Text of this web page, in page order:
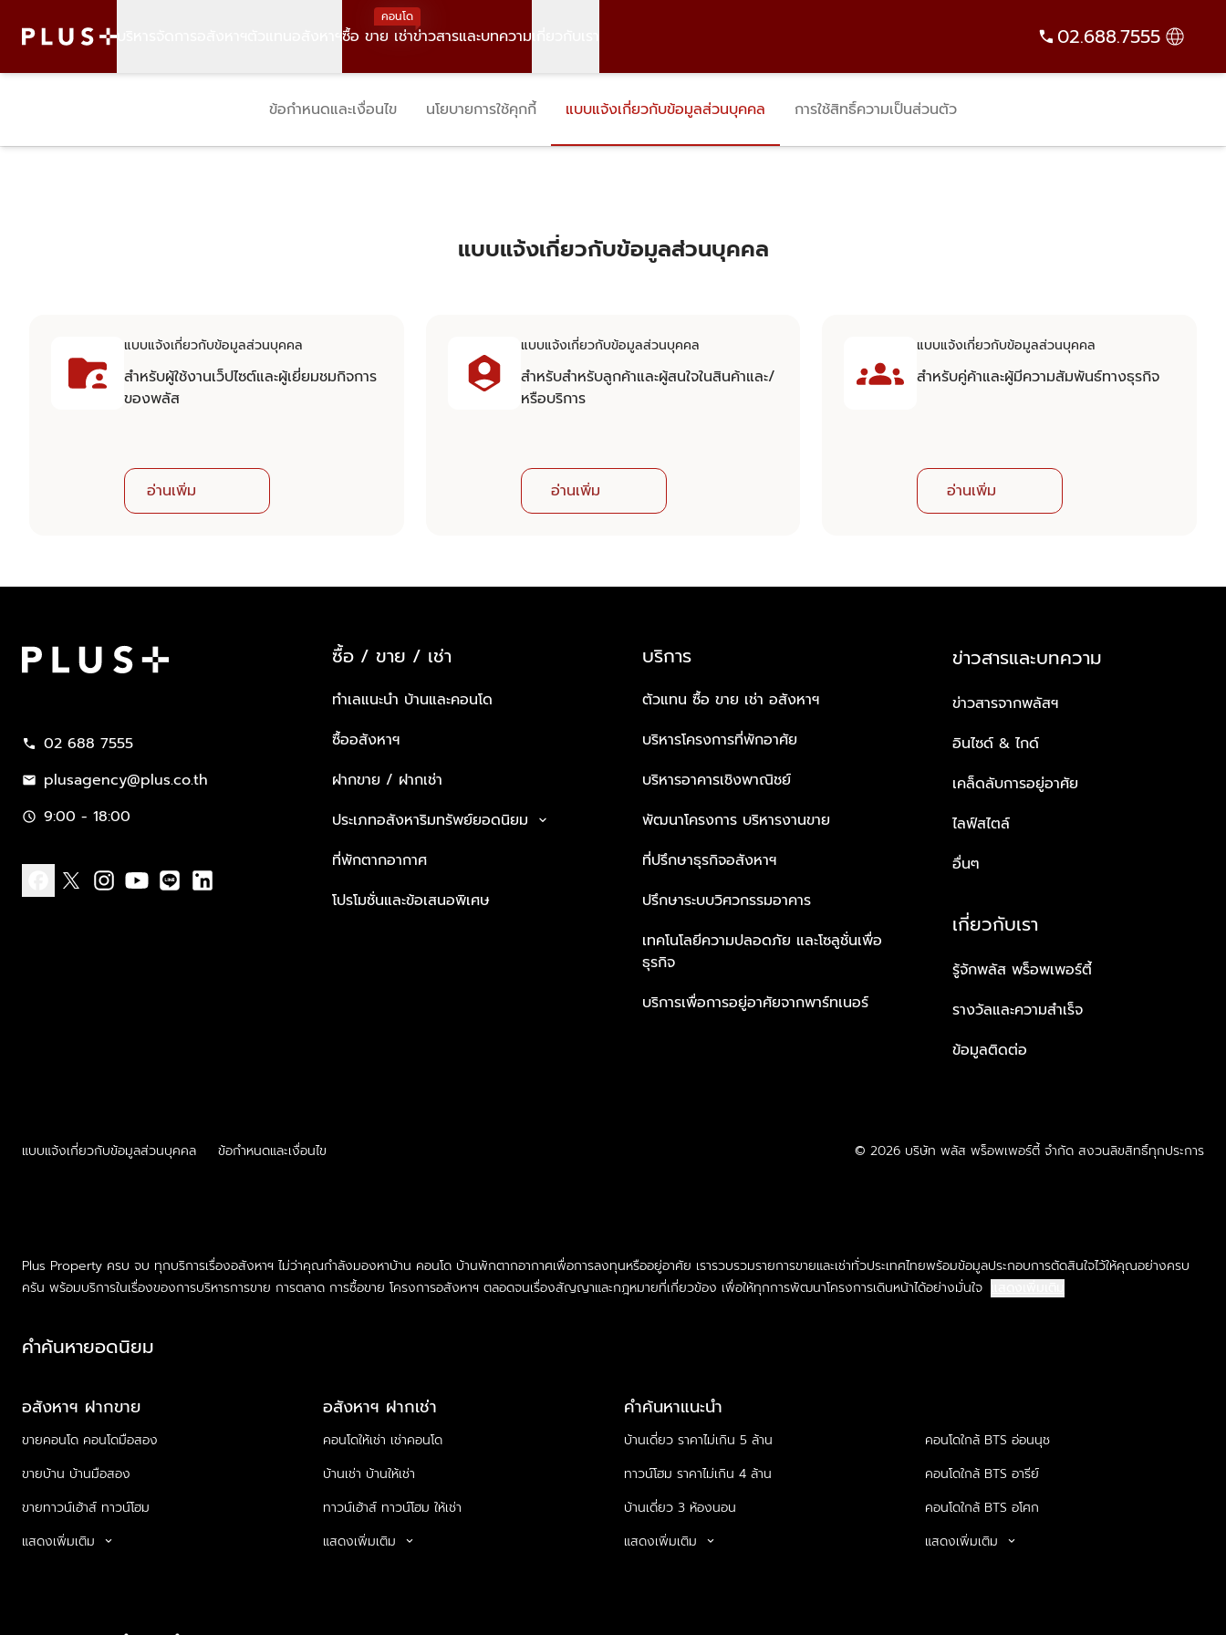
คอนโด
ซื้อ ขาย เช่าข่าวสารและบทความ 02.688.7555
ข้อกำหนดและเงื่อนไข นโยบายการใช้คุกกี้ แบบแจ้งเกี่ยวกับข้อมูลส่วนบุคคล การใช้สิทธิ์ความเป็นส่วนตัว
แบบแจ้งเกี่ยวกับข้อมูลส่วนบุคคล
แบบแจ้งเกี่ยวกับข้อมูลส่วนบุคคล
สำหรับผู้ใช้งานเว็ปไซต์และผู้เยี่ยมชมกิจการ
ของพลัส
อ่านเพิ่ม
แบบแจ้งเกี่ยวกับข้อมูลส่วนบุคคล
สำหรับสำหรับลูกค้าและผู้สนใจในสินค้าและ/
หรือบริการ
อ่านเพิ่ม
แบบแจ้งเกี่ยวกับข้อมูลส่วนบุคคล
สําหรับคู่ค้าและผู้มีความสัมพันธ์ทางธุรกิจ
อ่านเพิ่ม
call 02 688 7555
mail plusagency@plus.co.th
schedule 9:00 - 18:00
ซื้อ / ขาย / เช่า
ทำเลแนะนำ บ้านและคอนโด
ซื้ออสังหาฯ
ฝากขาย / ฝากเช่า
ประเภทอสังหาริมทรัพย์ยอดนิยม
keyboard_arrow_down
ที่พักตากอากาศ
โปรโมชั่นและข้อเสนอพิเศษ
บริการ
ตัวแทน ซื้อ ขาย เช่า อสังหาฯ
บริหารโครงการที่พักอาศัย
บริหารอาคารเชิงพาณิชย์
พัฒนาโครงการ บริหารงานขาย
ที่ปรึกษาธุรกิจอสังหาฯ
ปรึกษาระบบวิศวกรรมอาคาร
เทคโนโลยีความปลอดภัย และโซลูชั่นเพื่อ
ธุรกิจ
บริการเพื่อการอยู่อาศัยจากพาร์ทเนอร์
ข่าวสารและบทความ
ข่าวสารจากพลัสฯ
อินไซด์ & ไกด์
เคล็ดลับการอยู่อาศัย
ไลฟ์สไตล์
อื่นๆ
เกี่ยวกับเรา
รู้จักพลัส พร็อพเพอร์ตี้
รางวัลและความสำเร็จ
ข้อมูลติดต่อ
แบบแจ้งเกี่ยวกับข้อมูลส่วนบุคคล ข้อกำหนดและเงื่อนไข © 2026 บริษัท พลัส พร็อพเพอร์ตี้ จำกัด สงวนลิขสิทธิ์ทุกประการ
Plus Property ครบ จบ ทุกบริการเรื่องอสังหาฯ ไม่ว่าคุณกำลังมองหาบ้าน คอนโด บ้านพักตากอากาศเพื่อการลงทุนหรืออยู่อาศัย เรารวบรวมรายการขายและเช่าทั่วประเทศไทยพร้อมข้อมูลประกอบการตัดสินใจไว้ให้คุณอย่างครบ
ครัน พร้อมบริการในเรื่องของการบริหารการขาย การตลาด การซื้อขาย โครงการอสังหาฯ ตลอดจนเรื่องสัญญาและกฎหมายที่เกี่ยวข้อง เพื่อให้ทุกการพัฒนาโครงการเดินหน้าได้อย่างมั่นใจ
คำค้นหายอดนิยม
อสังหาฯ ฝากขาย
ขายคอนโด คอนโดมือสอง
ขายบ้าน บ้านมือสอง
ขายทาวน์เฮ้าส์ ทาวน์โฮม
แสดงเพิ่มเติม
keyboard_arrow_down
อสังหาฯ ฝากเช่า
คอนโดให้เช่า เช่าคอนโด
บ้านเช่า บ้านให้เช่า
ทาวน์เฮ้าส์ ทาวน์โฮม ให้เช่า
แสดงเพิ่มเติม
keyboard_arrow_down
คำค้นหาแนะนำ
บ้านเดี่ยว ราคาไม่เกิน 5 ล้าน
ทาวน์โฮม ราคาไม่เกิน 4 ล้าน
บ้านเดี่ยว 3 ห้องนอน
แสดงเพิ่มเติม
keyboard_arrow_down
คอนโดใกล้ BTS อ่อนนุช
คอนโดใกล้ BTS อารีย์
คอนโดใกล้ BTS อโศก
แสดงเพิ่มเติม
keyboard_arrow_down